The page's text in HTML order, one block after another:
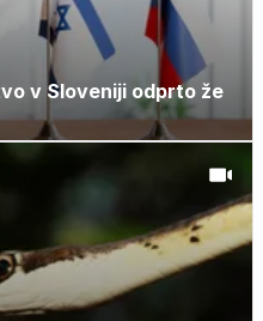
v Sloveniji odprto že